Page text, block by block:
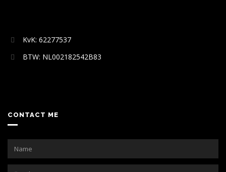
KvK: 62277537
BTW: NL002182542B83
CONTACT ME